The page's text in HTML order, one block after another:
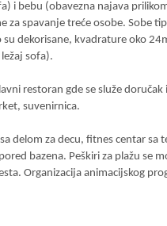
i bebu (obavezna najava
za spavanje treće osobe. Sobe
dekorisane, kvadrature oko
sofa).
restoran gde se služe doručak
suvenirnica.
delom za decu, fitnes centar sa
bazena. Peškiri za plažu se
Organizacija animacijskog